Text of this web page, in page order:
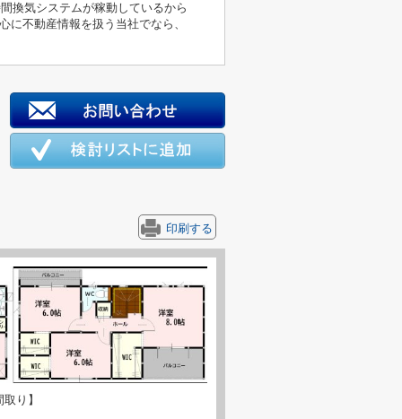
換気システムが稼動しているから
不動産情報を扱う当社でなら、
印刷する
り】